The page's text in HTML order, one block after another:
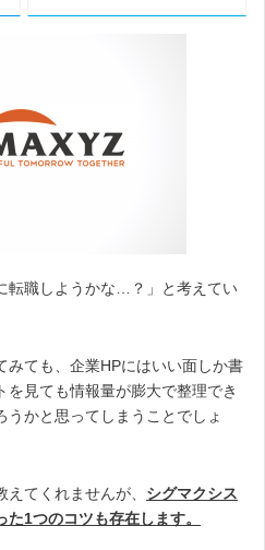
転職しようかな…？」と考えてい
みても、企業HPにはいい面しか書
を見ても情報量が膨大で整理でき
かと思ってしまうことでしょ
てくれませんが、 シグマクシス
1つのコツも存在します。